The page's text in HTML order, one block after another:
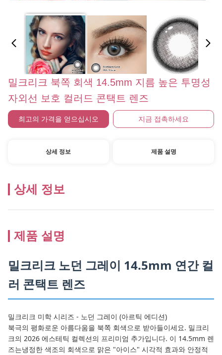
밀크리크 북쪽 회색 14.5mm 지름 높은 투명성
자외선 보호 컬러드 콘택트 렌즈
최고의 가격을 얻으십시오 지금 접촉하세요
상세 정보 제품 설명
상세 정보
제품 설명
밀크리크 노던 그레이 14.5mm 연간 컬
러 콘택트 렌즈
밀크리크 미학 시리즈 - 노던 그레이 (아르틱 에디션)
북극의 평화로운 아름다움을 북쪽 회색으로 받아들이세요. 밀크리
크의 2026 에스테틱 컬렉션의 프리미엄 추가입니다. 이 14.5mm 렌
즈는냉정한 색조의 회색으로 맑은 "아이스" 시각적 효과와 안정적